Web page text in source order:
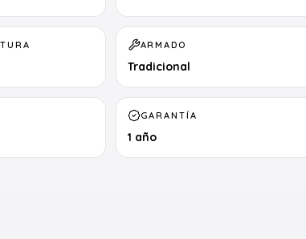
ARMADO
Tradicional
GARANTÍA
1 año